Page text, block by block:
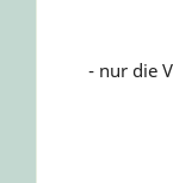
- nur die